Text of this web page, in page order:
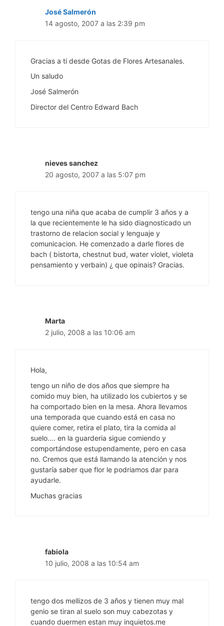
José Salmerón
14 agosto, 2007 a las 2:39 pm
Gracias a ti desde Gotas de Flores Artesanales.
Un saludo
José Salmerón
Director del Centro Edward Bach
nieves sanchez
20 agosto, 2007 a las 5:07 pm
tengo una niña que acaba de cumplir 3 años y a
la que recientemente le ha sido diagnosticado un
trastorno de relacion social y lenguaje y
comunicacion. He comenzado a darle flores de
bach ( bistorta, chestnut bud, water violet, violeta
pensamiento y verbain) ¿ que opinais? Gracias.
Marta
2 julio, 2008 a las 10:06 am
Hola,
tengo un niño de dos años que siempre ha
comido muy bien, ha utilizado los cubiertos y se
ha comportado bien en la mesa. Ahora llevamos
una temporada que cuando está en casa no
quiere comer, retira el plato, tira la comida al
suelo…. en la guarderia sigue comiendo y
comportándose estupendamente, pero en casa
no. Cremos que está llamando la atención y nos
gustaría saber que flor le podriamos dar para
ayudarle.
Muchas gracias
fabiola
10 julio, 2008 a las 10:54 am
tengo dos mellizos de 3 años y tienen muy mal
genio se tiran al suelo son muy cabezotas y
cuando duermen estan muy inquietos.me